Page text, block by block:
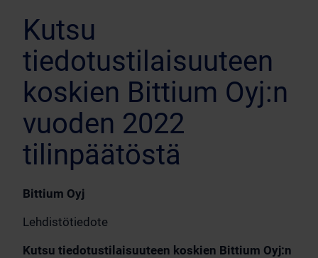
Kutsu
tiedotustilaisuuteen
koskien Bittium Oyj:n
vuoden 2022
tilinpäätöstä
Bittium Oyj
Lehdistötiedote
Kutsu tiedotustilaisuuteen koskien Bittium Oyj:n